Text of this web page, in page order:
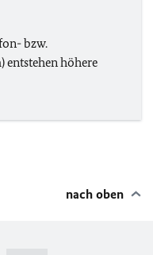
bzw.
entstehen höhere
nach oben